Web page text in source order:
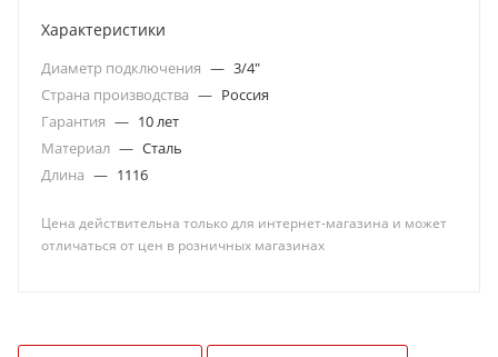
Характеристики
Диаметр подключения — 3/4"
Страна производства — Россия
Гарантия — 10 лет
Материал — Сталь
Длина — 1116
Цена действительна только для интернет-магазина и может
отличаться от цен в розничных магазинах